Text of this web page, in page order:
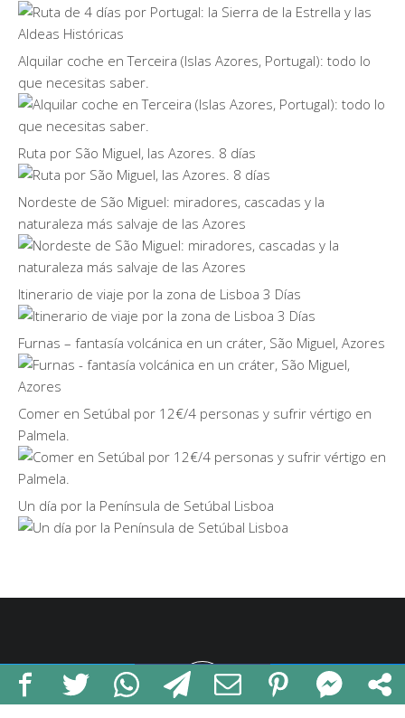
Alquilar coche en Terceira (Islas Azores, Portugal): todo lo
que necesitas saber.
Ruta por São Miguel, las Azores. 8 días
Nordeste de São Miguel: miradores, cascadas y la
naturaleza más salvaje de las Azores
Itinerario de viaje por la zona de Lisboa 3 Días
Furnas – fantasía volcánica en un cráter, São Miguel, Azores
Comer en Setúbal por 12€/4 personas y sufrir vértigo en
Palmela.
Un día por la Península de Setúbal Lisboa